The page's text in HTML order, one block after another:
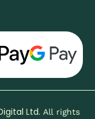
Ltd. All rights